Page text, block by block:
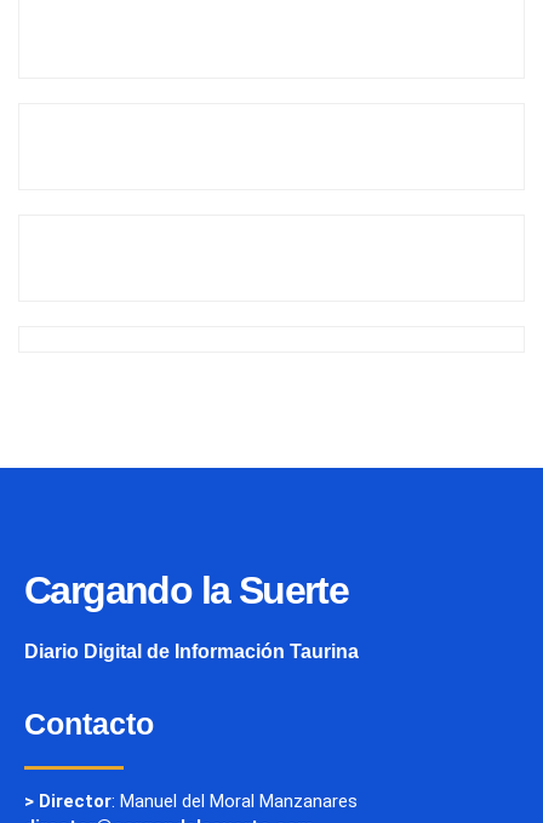
Cargando la Suerte
Diario Digital de Información Taurina
Contacto
> Director: Manuel del Moral Manzanares